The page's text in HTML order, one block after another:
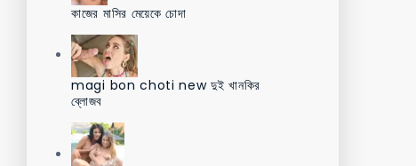
কাজের মাসির মেয়েকে চোদা
magi bon choti new দুই খানকির
ব্লোজব